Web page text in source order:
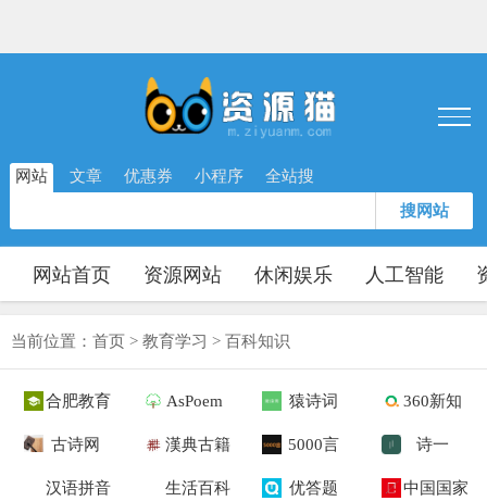
网站 文章 优惠券 小程序 全站搜
搜网站
网站首页 资源网站 休闲娱乐 人工智能
当前位置： 首页 > 教育学习 > 百科知识
合肥教育 AsPoem 猿诗词 360新知
古诗网 漢典古籍 5000言 诗一
汉语拼音 生活百科 优答题 中国国家